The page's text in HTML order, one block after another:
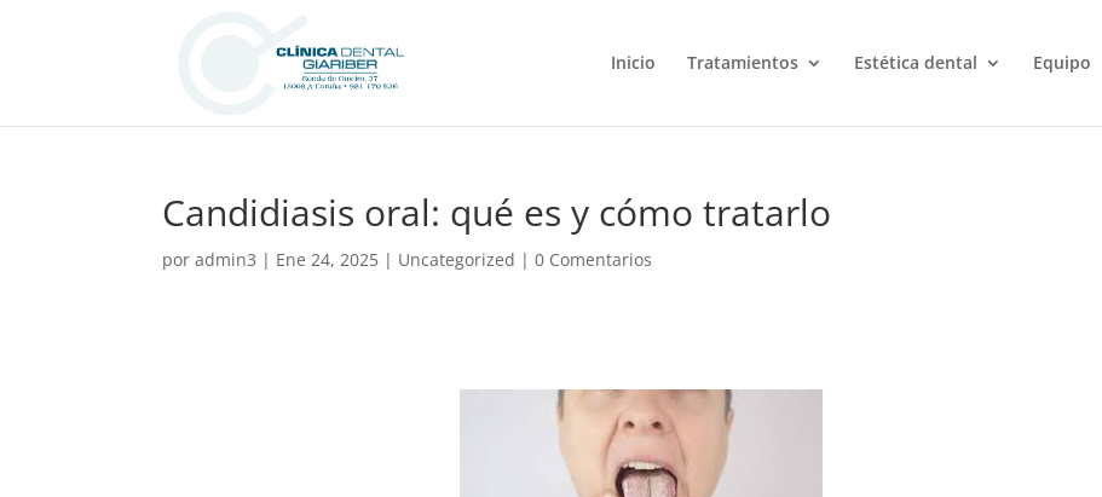
Inicio Tratamientos Estética dental Equipo
Candidiasis oral: qué es y cómo tratarlo
poradmin3 | Ene 24, 2025 | Uncategorized |0 Comentarios